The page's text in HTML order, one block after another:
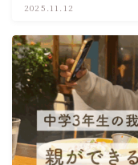
2025.11.12